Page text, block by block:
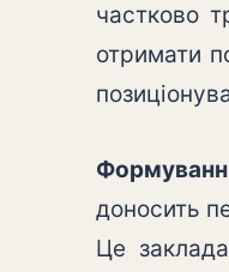
частково
отримати
доносить
Це